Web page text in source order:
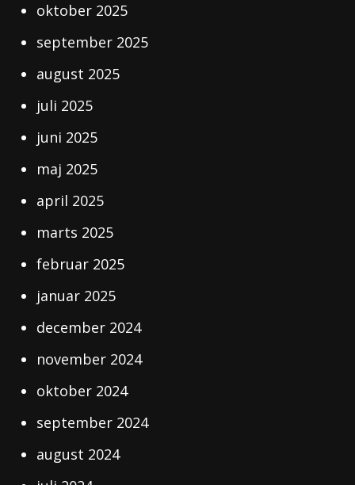
oktober 2025
september 2025
august 2025
juli 2025
juni 2025
maj 2025
april 2025
marts 2025
februar 2025
januar 2025
december 2024
november 2024
oktober 2024
september 2024
august 2024